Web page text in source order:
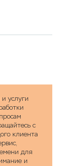
услуги
с
клиента
для
и